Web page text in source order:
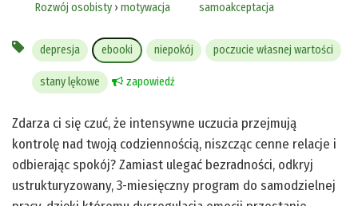
Rozwój osobisty › motywacja
samoakceptacja
depresja ebooki niepokój poczucie własnej wartości
stany lękowe zapowiedź
Zdarza ci się czuć, że intensywne uczucia przejmują
kontrolę nad twoją codziennością, niszcząc cenne relacje i
odbierając spokój? Zamiast ulegać bezradności, odkryj
ustrukturyzowany, 3-miesięczny program do samodzielnej